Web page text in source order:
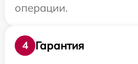
операции.
4
Гарантия